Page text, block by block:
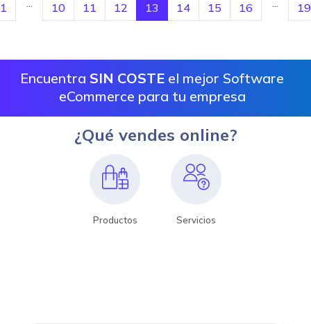
1 10 11 12 13 14 15 16 19
Encuentra SIN COSTE el mejor Software
eCommerce para tu empresa
¿Qué vendes online?
Productos Servicios